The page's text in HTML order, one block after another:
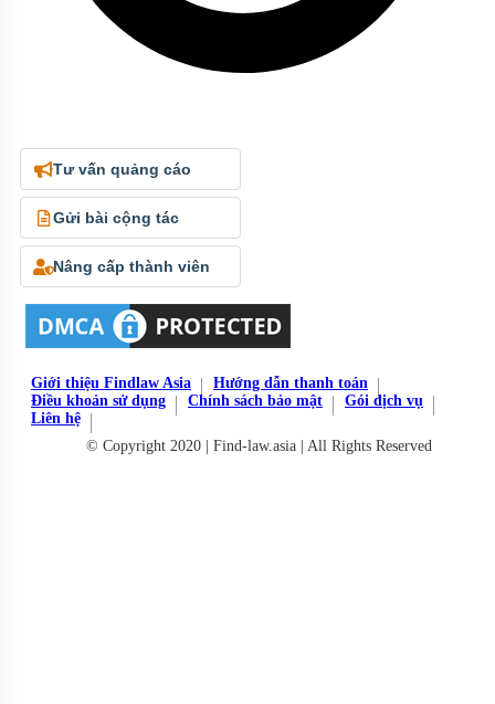
Tư vấn quảng cáo
Gửi bài cộng tác
Nâng cấp thành viên
Giới thiệu Findlaw Asia
Hướng dẫn thanh toán
Điều khoản sử dụng
Chính sách bảo mật
Gói dịch vụ
Liên hệ
© Copyright 2020 | Find-law.asia | All Rights Reserved